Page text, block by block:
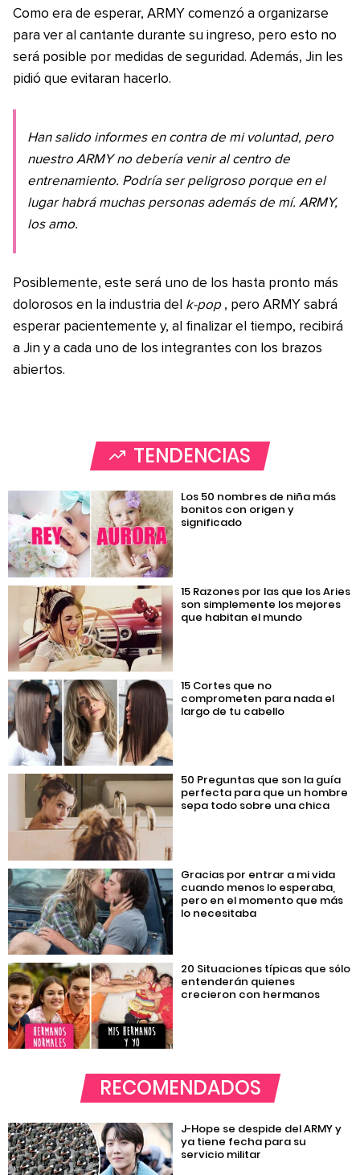
Como era de esperar, ARMY comenzó a organizarse
para ver al cantante durante su ingreso, pero esto no
será posible por medidas de seguridad. Además, Jin les
pidió que evitaran hacerlo.
Han salido informes en contra de mi voluntad, pero
nuestro ARMY no debería venir al centro de
entrenamiento. Podría ser peligroso porque en el
lugar habrá muchas personas además de mí. ARMY,
los amo.
Posiblemente, este será uno de los hasta pronto más
dolorosos en la industria del k-pop , pero ARMY sabrá
esperar pacientemente y, al finalizar el tiempo, recibirá
a Jin y a cada uno de los integrantes con los brazos
abiertos.
TENDENCIAS
Los 50 nombres de niña más
bonitos con origen y
significado
15 Razones por las que los Aries
son simplemente los mejores
que habitan el mundo
15 Cortes que no
comprometen para nada el
largo de tu cabello
50 Preguntas que son la guía
perfecta para que un hombre
sepa todo sobre una chica
Gracias por entrar a mi vida
cuando menos lo esperaba,
pero en el momento que más
lo necesitaba
20 Situaciones típicas que sólo
entenderán quienes
crecieron con hermanos
RECOMENDADOS
J-Hope se despide del ARMY y
ya tiene fecha para su
servicio militar